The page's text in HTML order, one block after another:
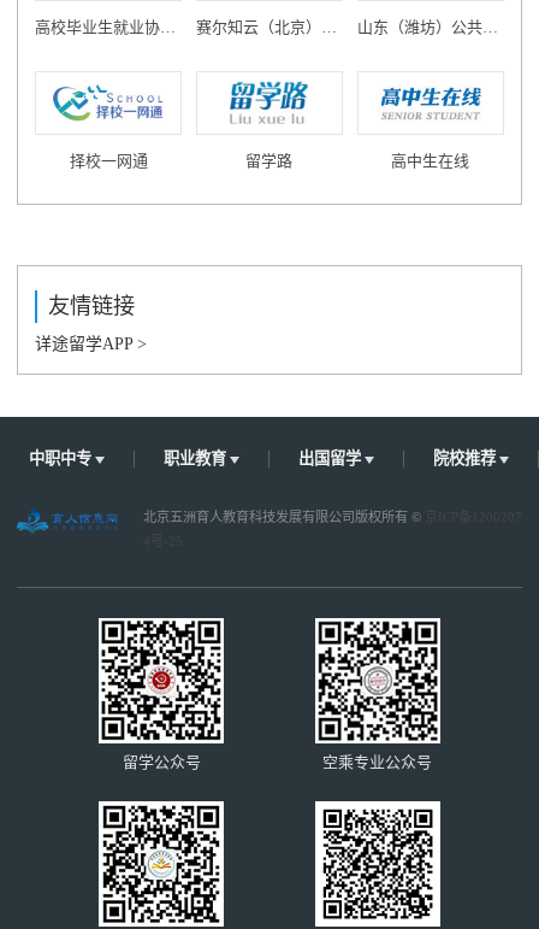
山东（潍坊）公共实训基地
择校一网通 留学路 高中生在线
友情链接
详途留学APP >
中职中专 职业教育 出国留学 院校推荐
北京五洲育人教育科技发展有限公司版权所有 ©
京ICP备1200207
4号-25
空乘专业公众号
留学公众号